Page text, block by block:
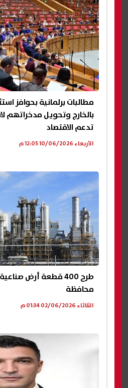
مطالبات برلمانية بحوافز
بالخارج وتحويل مدخراتهم
تدعم الاقتصاد
الأربعاء 10/06/2026 12:05 م
محافظة
الثلاثاء 02/06/2026 01:34 م